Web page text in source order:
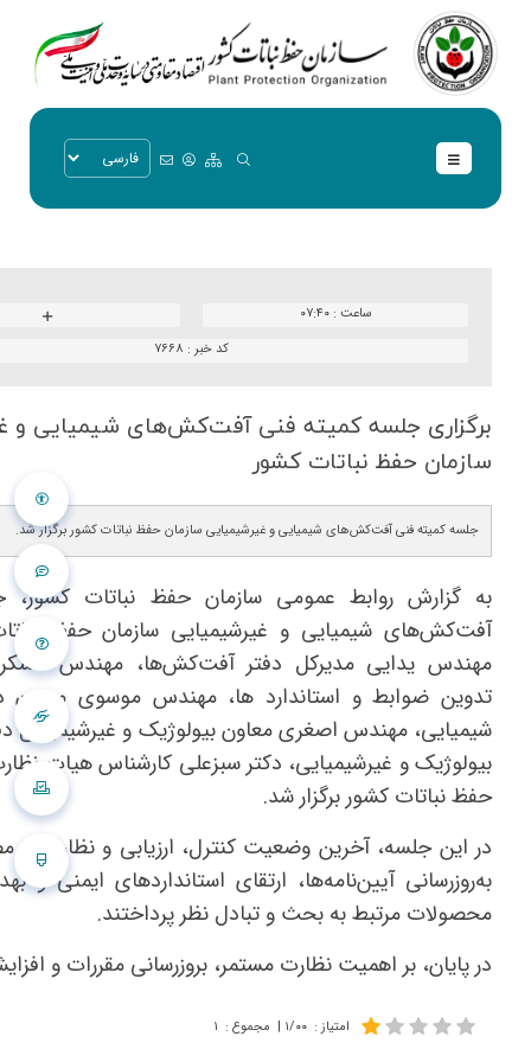
ساعت :۰۷:۴۰
کد خبر : ۷۶۶۸
برگزاری جلسه كمیته فنی آفت‌كش‌های شیمیایی و
سازمان حفظ نباتات كشور
جلسه کمیته فنی آفت‌کش‌های شیمیایی و غیرشیمیایی سازمان حفظ نباتات کشور برگزار شد.
به گزارش روابط عمومی سازمان حفظ نباتات کشور،
آفت‌کش‌های شیمیایی و غیرشیمیایی سازمان حفظ
مهندس یدایی مدیرکل دفتر آفت‌کش‌ها، مهندس
تدوین ضوابط و استاندارد ها، مهندس موسوی
شیمیایی، مهندس اصغری معاون بیولوژیک و
بیولوژیک و غیرشیمیایی، دکتر سبزعلی کارشناس هیات
حفظ نباتات کشور برگزار شد.
در این جلسه، آخرین وضعیت کنترل، ارزیابی و نظارت
به‌روزرسانی آیین‌نامه‌ها، ارتقای استانداردهای
محصولات مرتبط به بحث و تبادل نظر پرداختند.
در پایان، بر اهمیت نظارت مستمر، بروزرسانی مقررات و
امتیاز : ۱/۰۰ | مجموع : ۱